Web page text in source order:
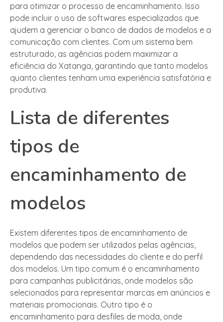
para otimizar o processo de encaminhamento. Isso
pode incluir o uso de softwares especializados que
ajudem a gerenciar o banco de dados de modelos e a
comunicação com clientes. Com um sistema bem
estruturado, as agências podem maximizar a
eficiência do Xatanga, garantindo que tanto modelos
quanto clientes tenham uma experiência satisfatória e
produtiva.
Lista de diferentes
tipos de
encaminhamento de
modelos
Existem diferentes tipos de encaminhamento de
modelos que podem ser utilizados pelas agências,
dependendo das necessidades do cliente e do perfil
dos modelos. Um tipo comum é o encaminhamento
para campanhas publicitárias, onde modelos são
selecionados para representar marcas em anúncios e
materiais promocionais. Outro tipo é o
encaminhamento para desfiles de moda, onde